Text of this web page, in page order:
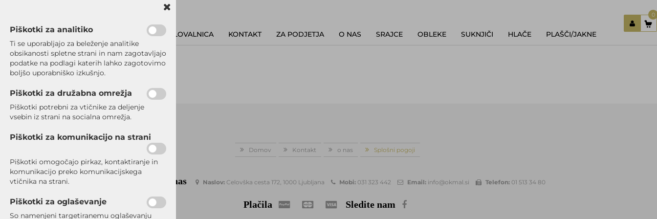
0
POSLOVALNICA KONTAKT ZA PODJETJA O NAS SRAJCE OBLEKE SUKNJIČI HLAČE PLAŠČI/JAKNE
Domov Kontakt o nas Splošni pogoji
Kontaktirajte nas Naslov: Celovška cesta 172, 1000 Ljubljana Mobi: 031 323 442 Email: info@okmal.si Telefon: 01 513 34 80
Plačila Sledite nam
Piškotki za analitiko
Ti se uporabljajo za beleženje analitike
obsikanosti spletne strani in nam zagotavljajo
podatke na podlagi katerih lahko zagotovimo
boljšo uporabniško izkušnjo.
Piškotki za družabna omrežja
Piškotki potrebni za vtičnike za deljenje
vsebin iz strani na socialna omrežja.
Piškotki za komunikacijo na strani
Piškotki omogočajo pirkaz, kontaktiranje in
komunikacijo preko komunikacijskega
vtičnika na strani.
Piškotki za oglaševanje
So namenjeni targetiranemu oglaševanju